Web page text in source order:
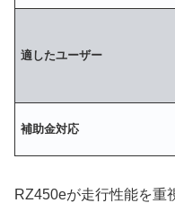
適したユーザー
補助金対応
RZ450eが走行性能を重